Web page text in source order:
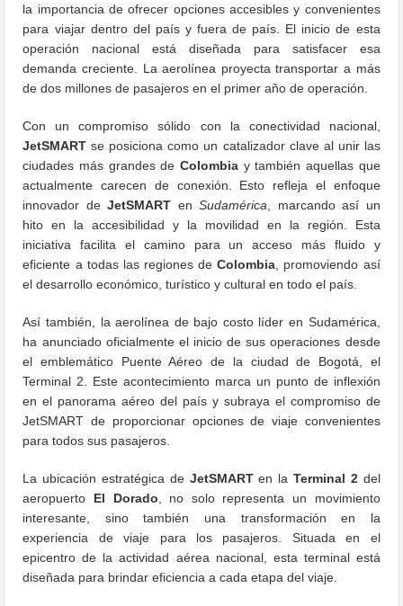
la importancia de ofrecer opciones accesibles y convenientes
para viajar dentro del país y fuera de país. El inicio de esta
operación nacional está diseñada para satisfacer esa
demanda creciente. La aerolínea proyecta transportar a más
de dos millones de pasajeros en el primer año de operación.
Con un compromiso sólido con la conectividad nacional,
JetSMART se posiciona como un catalizador clave al unir las
ciudades más grandes de Colombia y también aquellas que
actualmente carecen de conexión. Esto refleja el enfoque
innovador deJetSMART enSudamérica , marcando así un
hito en la accesibilidad y la movilidad en la región. Esta
iniciativa facilita el camino para un acceso más fluido y
eficiente a todas las regiones deColombia , promoviendo así
el desarrollo económico, turístico y cultural en todo el país.
Así también, la aerolínea de bajo costo líder en Sudamérica,
ha anunciado oficialmente el inicio de sus operaciones desde
el emblemático Puente Aéreo de la ciudad de Bogotá, el
Terminal 2. Este acontecimiento marca un punto de inflexión
en el panorama aéreo del país y subraya el compromiso de
JetSMART de proporcionar opciones de viaje convenientes
para todos sus pasajeros.
La ubicación estratégica de JetSMARTen la Terminal 2del
aeropuerto El Dorado , no solo representa un movimiento
interesante, sino también una transformación en la
experiencia de viaje para los pasajeros. Situada en el
epicentro de la actividad aérea nacional, esta terminal está
diseñada para brindar eficiencia a cada etapa del viaje.